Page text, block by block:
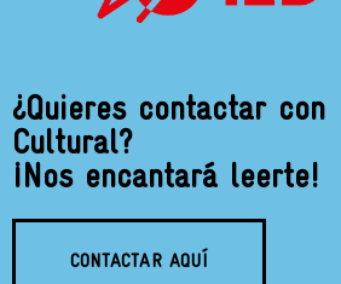
¿Quieres contactar con
Cultural?
¡Nos encantará leerte!
CONTACTAR AQUÍ